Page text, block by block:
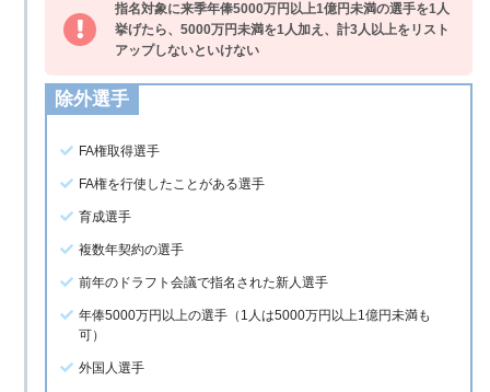
19歳以上で入団した場合、「ルール・ファイブ・ド
ラフト」時点で在籍4年未満の選手
選手）→日本プロ野球で言う「
【プロ野球】プロテクトとは？1チ
。
その他の細かい規定としては、
指名対象に来季年俸5000万円以上1億円未満の選手を1人
挙げたら、5000万円未満を1人加え、計3人以上をリスト
アップしないといけない
除外選手
FA権取得選手
FA権を行使したことがある選手
育成選手
複数年契約の選手
前年のドラフト会議で指名された新人選手
年俸5000万円以上の選手（1人は5000万円以上1億円未満も
可）
外国人選手